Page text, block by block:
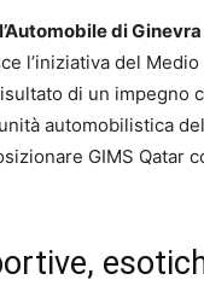
di
l’iniziativa del
di un
automobilistica
GIMS